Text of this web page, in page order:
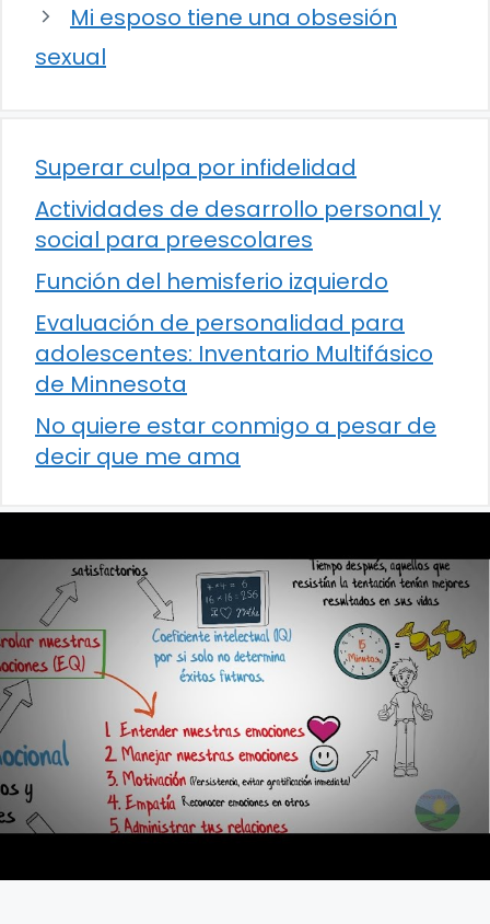
Mi esposo tiene una obsesión
sexual
Superar culpa por infidelidad
Actividades de desarrollo personal y
social para preescolares
Función del hemisferio izquierdo
Evaluación de personalidad para
adolescentes: Inventario Multifásico
de Minnesota
No quiere estar conmigo a pesar de
decir que me ama